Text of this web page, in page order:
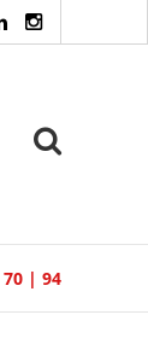
70 | 94